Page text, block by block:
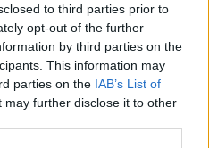
to third parties prior to
opt-out of the further
by third parties on the
This information may
parties on the IAB’s List of
may further disclose it to other
του Δ.Σ του
του νοσοκομείου,
στιγμή να οργανώσει
τους εργαζομένους
της απεργίας..